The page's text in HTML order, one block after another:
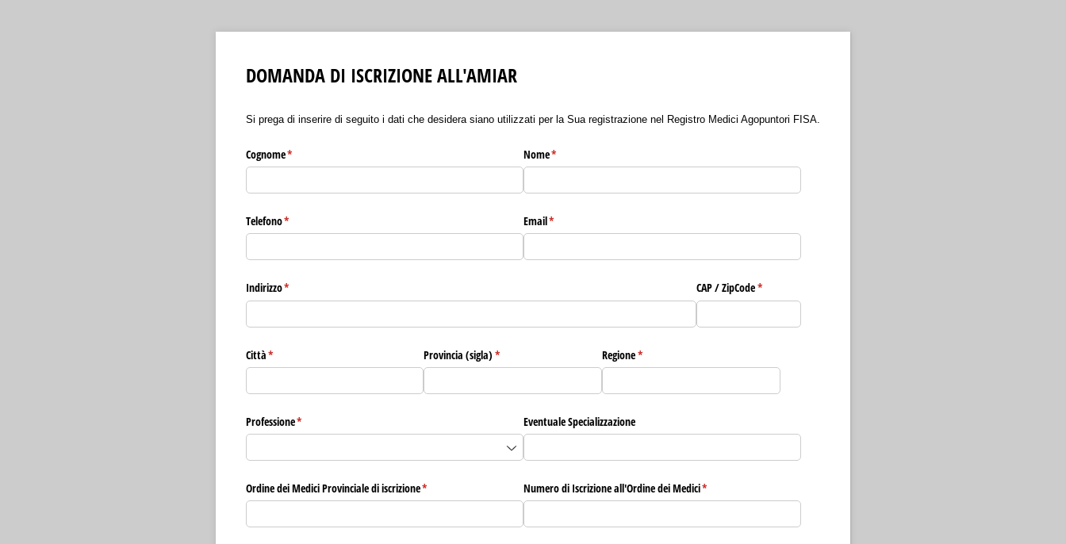
DOMANDA DI ISCRIZIONE ALL'AMIAR
Si prega di inserire di seguito i dati che desidera siano utilizzati per la Sua registrazione nel Registro Medici Agopuntori FISA.
Cognome*
(richiesto) Nome*
(richiesto)
Telefono*
(richiesto) Email*
(richiesto)
Indirizzo*
(richiesto) CAP /​ ZipCode*
(richiesto)
Città*
(richiesto) Provincia (sigla) *
(richiesto) Regione*
(richiesto)
Professione*
(richiesto) Eventuale Specializzazione
Ordine dei Medici Provinciale di iscrizione*
(richiesto) Numero di Iscrizione all'Ordine dei Medici*
(richiesto)